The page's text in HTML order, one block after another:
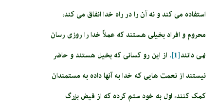
استفاده می کند و نه آن را در راه خدا انفاق می کند،
محروم و افراد بخیلی هستند که عملاً خدا را روزی رسان
نمی دانند[1].
از این رو کسانی که بخیل هستند و حاضر
نیستند از نعمت هایی که خدا به آنها داده به مستمندان
کمک کنند، اول به خود ستم کرده که از فیض بزرگ